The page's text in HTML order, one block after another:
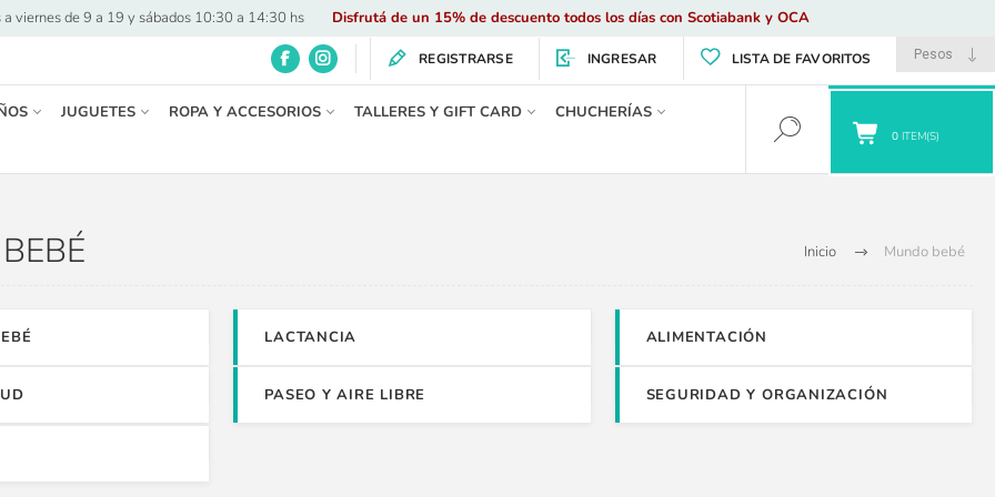
viernes de 9 a 19 y sábados 10:30 a 14:30 hs Disfrutá de un 15% de descuento todos los días con Scotiabank y OCA
REGISTRARSE INGRESAR LISTA DE FAVORITOS
JUGUETES ROPA Y ACCESORIOS TALLERES Y GIFT CARD CHUCHERÍAS
0 ITEM(S)
Inicio Mundo bebé
LACTANCIA ALIMENTACIÓN
PASEO Y AIRE LIBRE SEGURIDAD Y ORGANIZACIÓN